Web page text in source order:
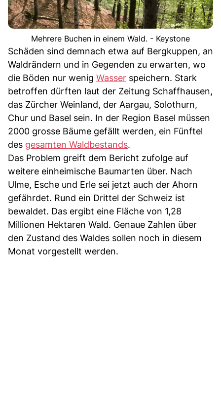
Mehrere Buchen in einem Wald. - Keystone
Schäden sind demnach etwa auf Bergkuppen, an
Waldrändern und in Gegenden zu erwarten, wo
die Böden nur wenig Wasser speichern. Stark
betroffen dürften laut der Zeitung Schaffhausen,
das Zürcher Weinland, der Aargau, Solothurn,
Chur und Basel sein. In der Region Basel müssen
2000 grosse Bäume gefällt werden, ein Fünftel
des gesamten Waldbestands.
Das Problem greift dem Bericht zufolge auf
weitere einheimische Baumarten über. Nach
Ulme, Esche und Erle sei jetzt auch der Ahorn
gefährdet. Rund ein Drittel der Schweiz ist
bewaldet. Das ergibt eine Fläche von 1,28
Millionen Hektaren Wald. Genaue Zahlen über
den Zustand des Waldes sollen noch in diesem
Monat vorgestellt werden.